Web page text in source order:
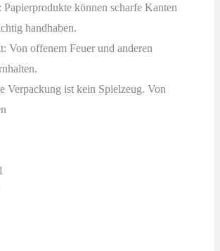
Papierprodukte können scharfe Kanten
handhaben.
Von offenem Feuer und anderen
Verpackung ist kein Spielzeug. Von